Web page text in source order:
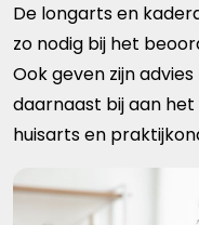
De longarts en
zo nodig bij het
Ook geven zijn
daarnaast bij aan
huisarts en